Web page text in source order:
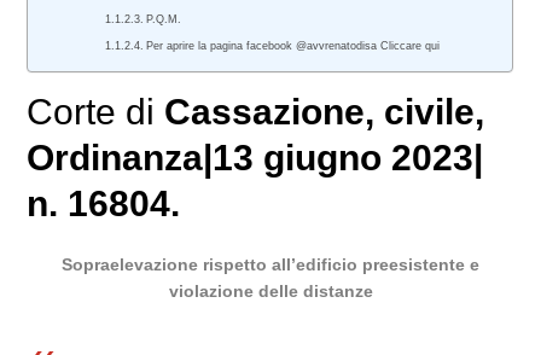
P.Q.M.
Per aprire la pagina facebook @avvrenatodisa Cliccare qui
Corte di Cassazione, civile,
Ordinanza|13 giugno 2023|
n. 16804.
Sopraelevazione rispetto all’edificio preesistente e
violazione delle distanze